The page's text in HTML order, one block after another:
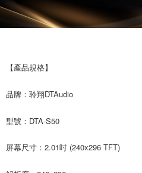
【產品規格】
品牌：聆翔DTAudio
型號：DTA-S50
屏幕尺寸：2.01吋 (240x296 TFT)